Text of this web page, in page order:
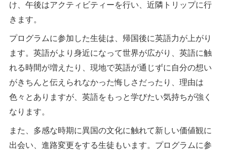
け、午後はアクティビティーを行い、近隣トリップに行
きます。
プログラムに参加した生徒は、帰国後に英語力が上がり
ます。英語がより身近になって世界が広がり、英語に触
れる時間が増えたり、現地で英語が通じずに自分の想い
がきちんと伝えられなかった悔しさだったり、理由は
色々とありますが、英語をもっと学びたい気持ちが強く
なります。
また、多感な時期に異国の文化に触れて新しい価値観に
出会い、進路変更をする生徒もいます。プログラムに参